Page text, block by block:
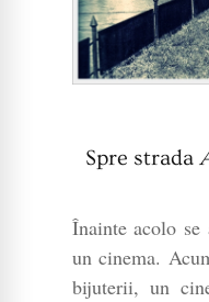
Spre strada
Înainte acolo se
un cinema.
bijuterii, un